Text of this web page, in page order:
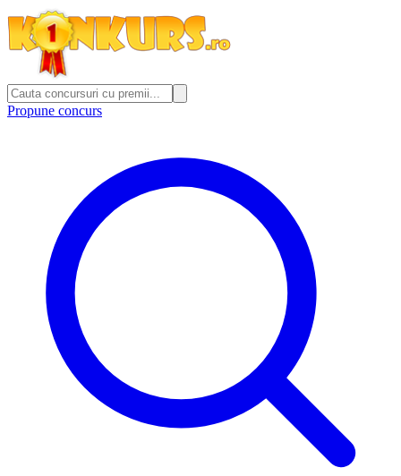
Propune concurs